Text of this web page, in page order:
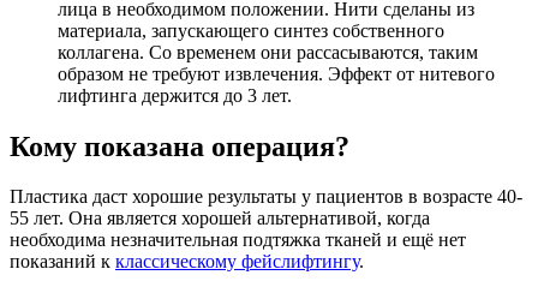
лица в необходимом положении. Нити сделаны из
материала, запускающего синтез собственного
коллагена. Со временем они рассасываются, таким
образом не требуют извлечения. Эффект от нитевого
лифтинга держится до 3 лет.
Кому показана операция?
Пластика даст хорошие результаты у пациентов в возрасте 40-
55 лет. Она является хорошей альтернативой, когда
необходима незначительная подтяжка тканей и ещё нет
показаний к классическому фейслифтингу.